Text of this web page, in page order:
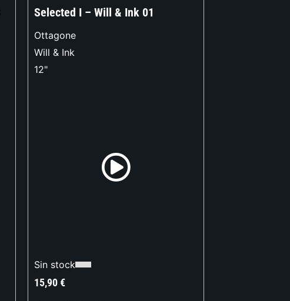
Selected I – Will & Ink 01
Ottagone
Will & Ink
12"
Sin stock
15,90€